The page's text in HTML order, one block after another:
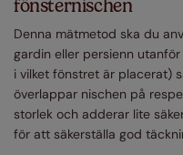
fönsternischen
Denna mätmetod ska du
gardin eller persienn
i vilket fönstret är placerat)
överlappar nischen på
storlek och adderar lite
för att säkerställa god